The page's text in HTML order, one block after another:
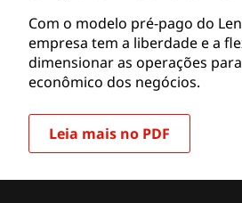
Com o modelo pré-pago do
empresa tem a liberdade e a
dimensionar as operações
econômico dos negócios.
Leia mais no PDF